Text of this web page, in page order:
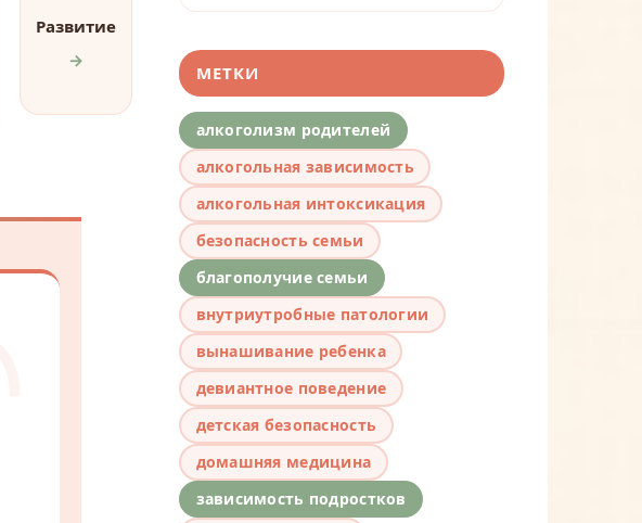
Развитие
→
МЕТКИ
алкоголизм родителей
алкогольная зависимость
алкогольная интоксикация
безопасность семьи
благополучие семьи
внутриутробные патологии
вынашивание ребенка
девиантное поведение
детская безопасность
домашняя медицина
зависимость подростков